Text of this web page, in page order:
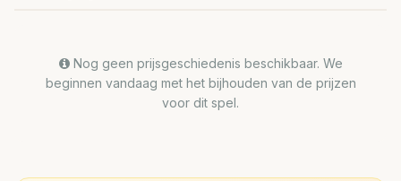
Nog geen prijsgeschiedenis beschikbaar. We
beginnen vandaag met het bijhouden van de prijzen
voor dit spel.